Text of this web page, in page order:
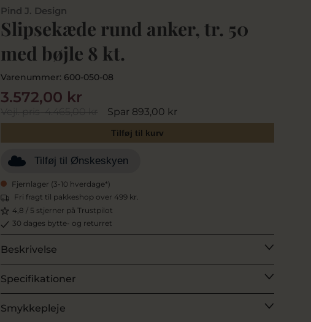
Pind J. Design
Slipsekæde rund anker, tr. 50
med bøjle 8 kt.
Varenummer: 600-050-08
Vejl. pris4.465,00 kr Spar 893,00 kr
3.572,00 kr
Tilføj til kurv
Tilføj til Ønskeskyen
Fjernlager (3-10 hverdage*)
Fri fragt til pakkeshop over 499 kr.
4,8 / 5 stjerner på Trustpilot
30 dages bytte- og returret
Beskrivelse
Specifikationer
Smykkepleje